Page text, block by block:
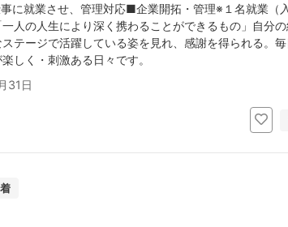
に就業させ、管理対応■企業開拓・管理※１名就業（
人の人生により深く携わることができるもの」自分
テージで活躍している姿を見れ、感謝を得られる。
しく・刺激ある日々です。
31日